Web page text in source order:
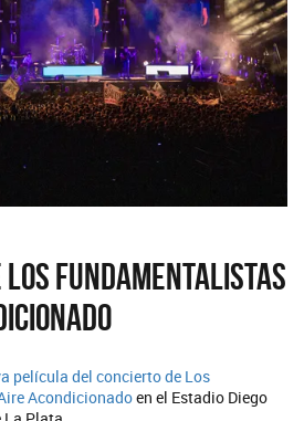
Fundamentalistas
película del concierto de Los
Acondicionadoen el Estadio Diego